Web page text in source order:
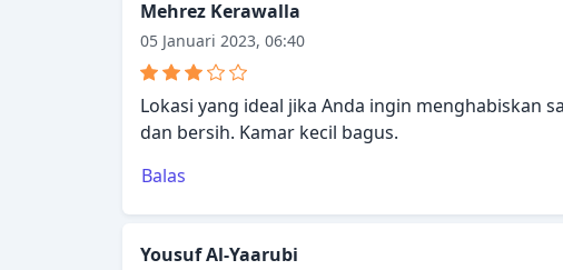
Mehrez Kerawalla
05 Januari 2023, 06:40
Lokasi yang ideal jika Anda ingin menghabiskan
dan bersih. Kamar kecil bagus.
Balas
Yousuf Al-Yaarubi